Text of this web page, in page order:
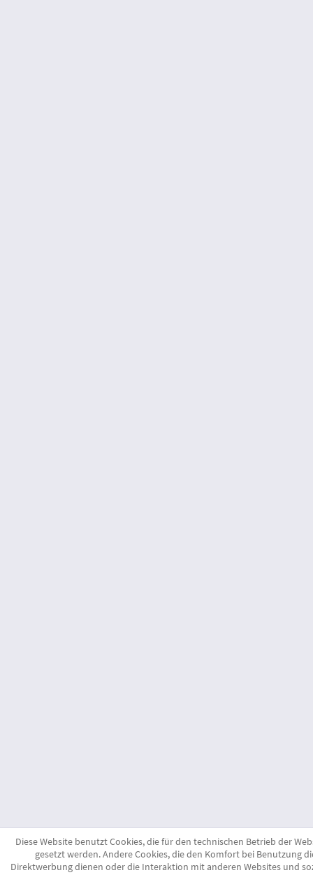
Diese Website benutzt Cookies, die für den technischen Betrieb der
gesetzt werden. Andere Cookies, die den Komfort bei Benutzung
Direktwerbung dienen oder die Interaktion mit anderen Websites und